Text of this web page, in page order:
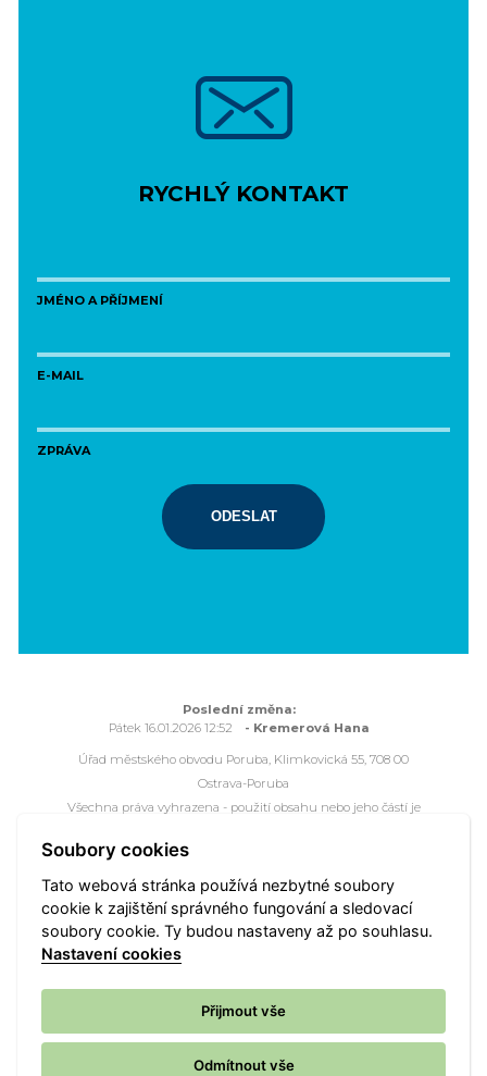
RYCHLÝ KONTAKT
JMÉNO A PŘÍJMENÍ
E-MAIL
ZPRÁVA
ODESLAT
Poslední změna:
Pátek 16.01.2026 12:52
- Kremerová Hana
Úřad městského obvodu Poruba, Klimkovická 55, 708 00
Ostrava-Poruba
Všechna práva vyhrazena - použití obsahu nebo jeho částí je
Webové stránky jsou ve správě společnosti
Mapa portálu Přístupnost Webmaster Vyhledat
Soubory cookies
Tato webová stránka používá nezbytné soubory
cookie k zajištění správného fungování a sledovací
soubory cookie. Ty budou nastaveny až po souhlasu.
Nastavení cookies
Přijmout vše
Odmítnout vše